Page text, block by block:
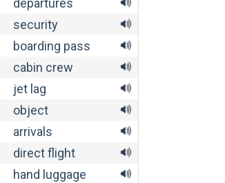
departures
security
boarding pass
cabin crew
jet lag
object
arrivals
direct flight
hand luggage